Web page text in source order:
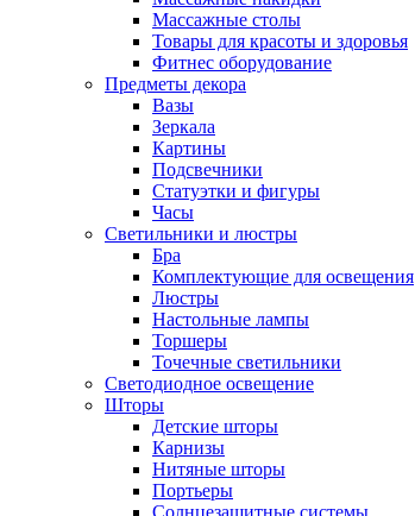
Массажные столы
Товары для красоты и здоровья
Фитнес оборудование
Предметы декора
Вазы
Зеркала
Картины
Подсвечники
Статуэтки и фигуры
Часы
Светильники и люстры
Бра
Комплектующие для освещения
Люстры
Настольные лампы
Торшеры
Точечные светильники
Светодиодное освещение
Шторы
Детские шторы
Карнизы
Нитяные шторы
Портьеры
Солнцезащитные системы